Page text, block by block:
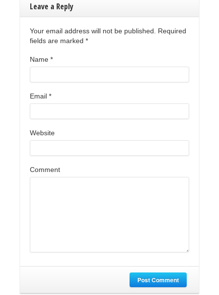
Leave a Reply
Your email address will not be published. Required
fields are marked *
Name *
Email *
Website
Comment
Post Comment